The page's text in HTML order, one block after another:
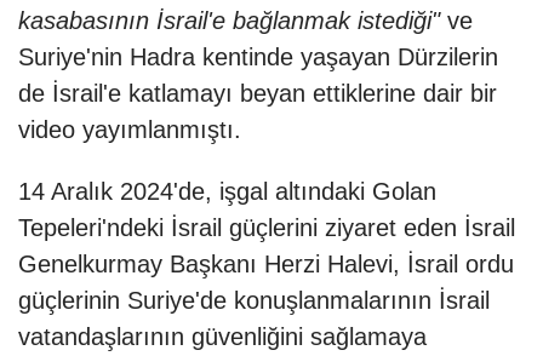
kasabasının İsrail'e bağlanmak istediği"ve
Suriye'nin Hadra kentinde yaşayan Dürzilerin
de İsrail'e katlamayı beyan ettiklerine dair bir
video yayımlanmıştı.
14 Aralık 2024'de, işgal altındaki Golan
Tepeleri'ndeki İsrail güçlerini ziyaret eden İsrail
Genelkurmay Başkanı Herzi Halevi, İsrail ordu
güçlerinin Suriye'de konuşlanmalarının İsrail
vatandaşlarının güvenliğini sağlamaya